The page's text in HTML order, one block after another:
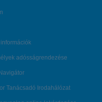
adósságrendezése
Tanácsadó Irodahálózat